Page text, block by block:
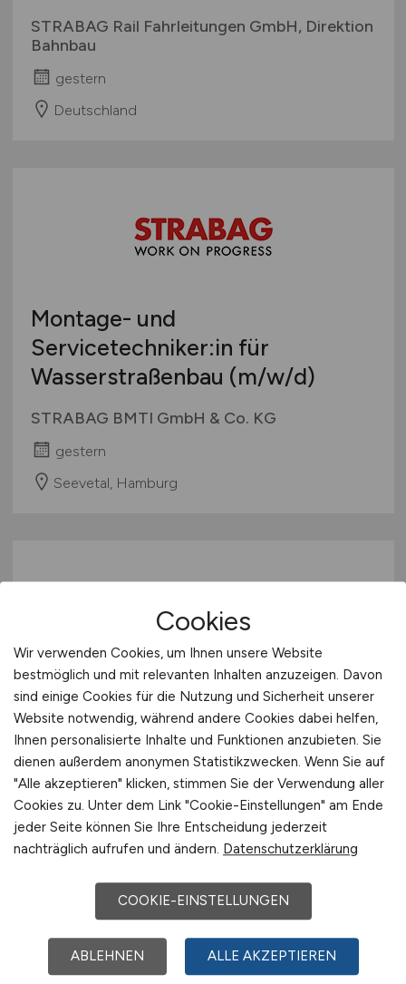
STRABAG Rail Fahrleitungen GmbH, Direktion
Bahnbau
gestern
Deutschland
Montage- und
Servicetechniker:in für
Wasserstraßenbau (m/w/d)
STRABAG BMTI GmbH & Co. KG
gestern
Seevetal, Hamburg
Elektroniker für Geräte und
Systeme(w/m/d)
HENSOLDT
vor 2 Tagen
Ulm
Cookies
Wir verwenden Cookies, um Ihnen unsere Website
bestmöglich und mit relevanten Inhalten anzuzeigen. Davon
sind einige Cookies für die Nutzung und Sicherheit unserer
Website notwendig, während andere Cookies dabei helfen,
Ihnen personalisierte Inhalte und Funktionen anzubieten. Sie
dienen außerdem anonymen Statistikzwecken. Wenn Sie auf
"Alle akzeptieren" klicken, stimmen Sie der Verwendung aller
Cookies zu. Unter dem Link "Cookie-Einstellungen" am Ende
jeder Seite können Sie Ihre Entscheidung jederzeit
nachträglich aufrufen und ändern. Datenschutzerklärung
COOKIE-EINSTELLUNGEN
ABLEHNEN ALLE AKZEPTIEREN